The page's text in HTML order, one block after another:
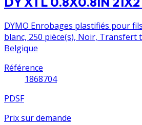
DYMO Enrobages plastifiés pour
blanc, 250 pièce(s), Noir, Transfert
Belgique
Référence
1868704
PDSF
Prix sur demande